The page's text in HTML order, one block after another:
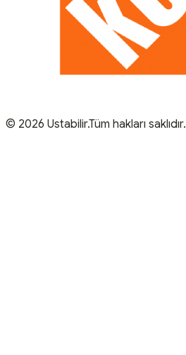
© 2026 Ustabilir.Tüm hakları saklıdır.